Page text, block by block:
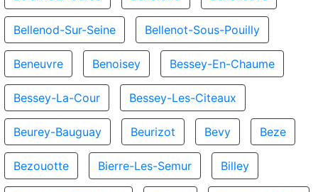
Bellenod-Sur-Seine Bellenot-Sous-Pouilly
Beneuvre Benoisey Bessey-En-Chaume
Bessey-La-Cour Bessey-Les-Citeaux
Beurey-Bauguay Beurizot Bevy Beze
Bezouotte Bierre-Les-Semur Billey